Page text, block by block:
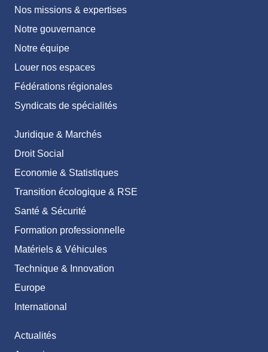
Nos missions & expertises
Notre gouvernance
Notre équipe
Louer nos espaces
Fédérations régionales
Syndicats de spécialités
Juridique & Marchés
Droit Social
Economie & Statistiques
Transition écologique & RSE
Santé & Sécurité
Formation professionnelle
Matériels & Véhicules
Technique & Innovation
Europe
International
Actualités